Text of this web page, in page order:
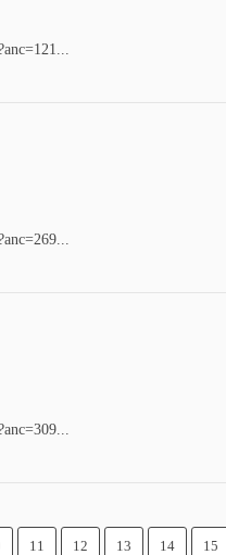
11 12 13 14 15